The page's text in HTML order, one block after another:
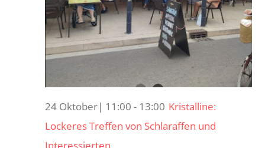
24 Oktober| 11:00 - 13:00 Kristalline:
Lockeres Treffen von Schlaraffen und